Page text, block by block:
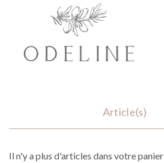
Article(s)
Il n'y a plus d'articles dans votre panier